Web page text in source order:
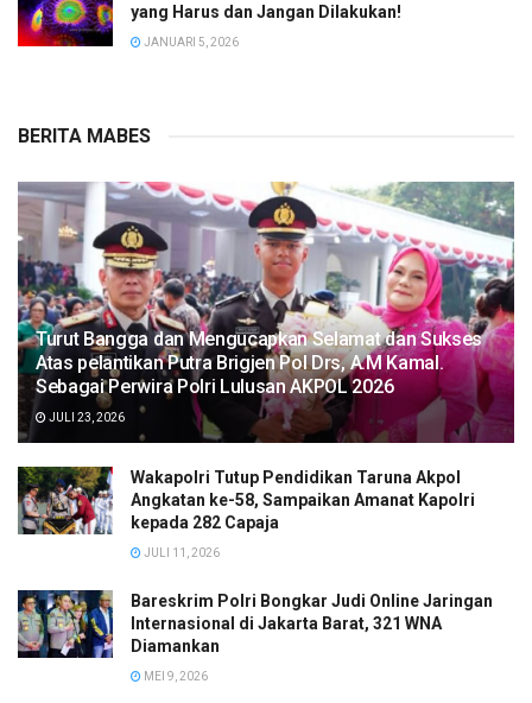
yang Harus dan Jangan Dilakukan!
JANUARI 5, 2026
BERITA MABES
Turut Bangga dan Mengucapkan Selamat dan Sukses
Atas pelantikan Putra Brigjen Pol Drs, A.M Kamal.
Sebagai Perwira Polri Lulusan AKPOL 2026
JULI 23, 2026
Wakapolri Tutup Pendidikan Taruna Akpol
Angkatan ke-58, Sampaikan Amanat Kapolri
kepada 282 Capaja
JULI 11, 2026
Bareskrim Polri Bongkar Judi Online Jaringan
Internasional di Jakarta Barat, 321 WNA
Diamankan
MEI 9, 2026